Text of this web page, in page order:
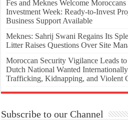
Fes and Meknes Welcome
Investment Week: Ready-to-Invest
Business Support Available
Meknes: Sahrij Swani Regains Its
Litter Raises Questions Over Site
Moroccan Security Vigilance Leads
Dutch National Wanted
Trafficking, Kidnapping, and Violent
Subscribe to our Channel